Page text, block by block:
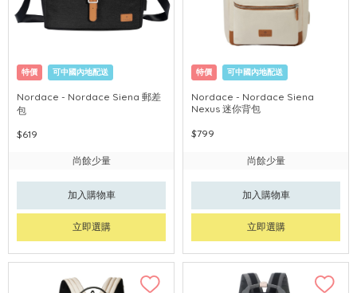
特價 可中國內地配送
Nordace - Nordace Siena 郵差
包
$619
尚餘少量
加入購物車
立即選購
特價 可中國內地配送
Nordace - Nordace Siena
Nexus 迷你背包
$799
尚餘少量
加入購物車
立即選購